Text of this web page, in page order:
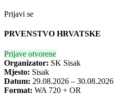
Prijavi se
PRVENSTVO HRVATSKE
Prijave otvorene
Organizator: SK Sisak
Mjesto: Sisak
Datum: 29.08.2026 – 30.08.2026
Format: WA 720 + OR